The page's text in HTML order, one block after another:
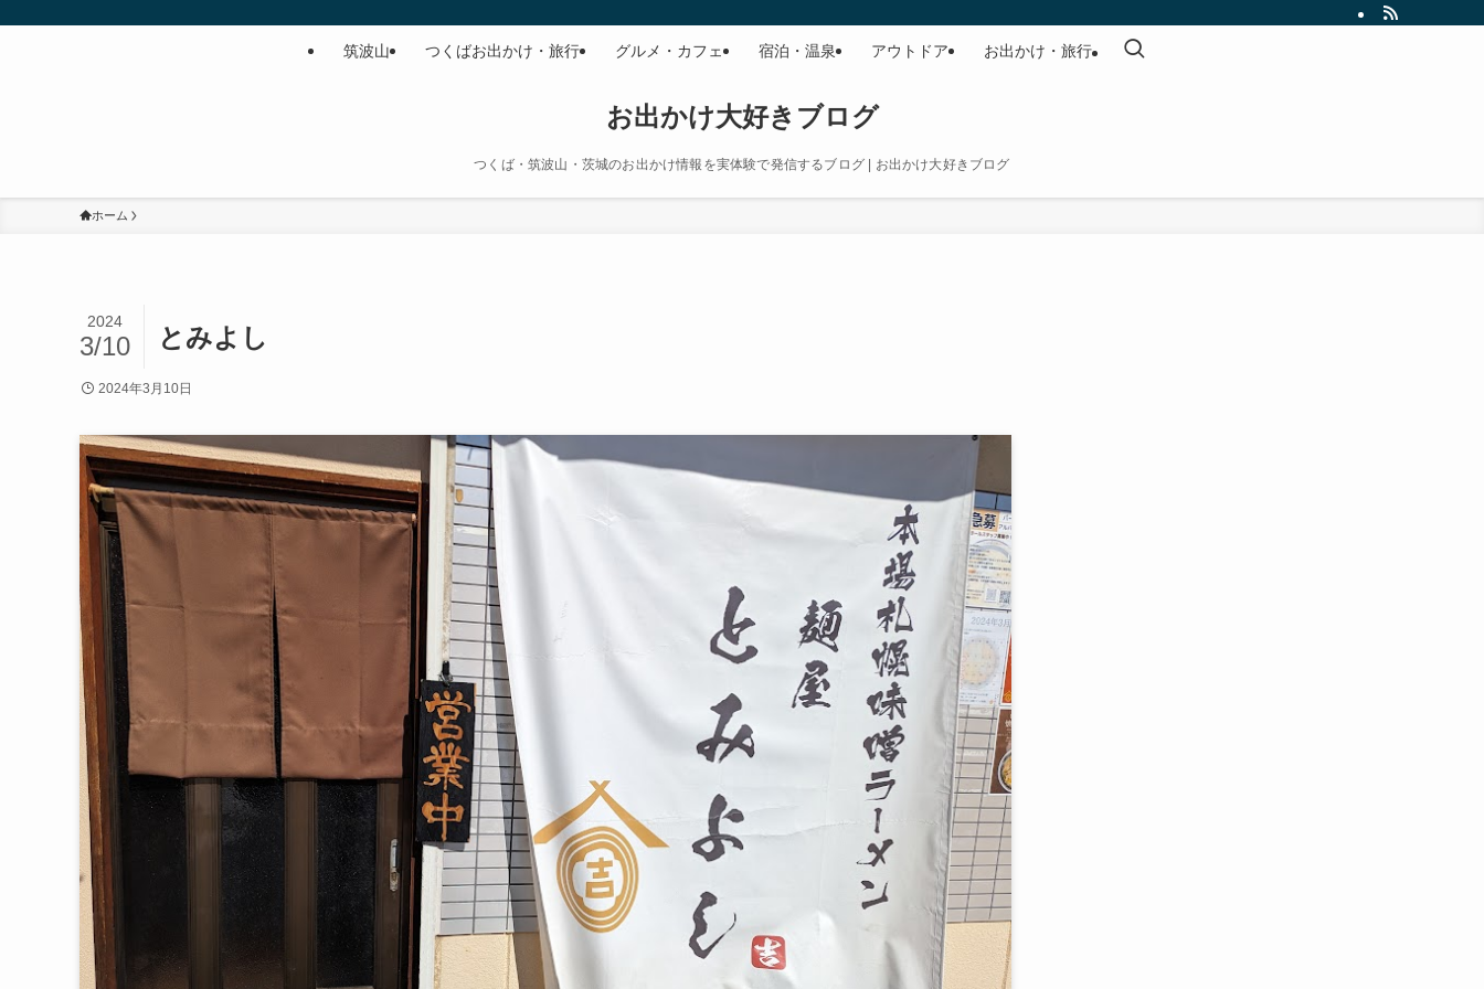
お出かけ大好きブログ
つくば・筑波山・茨城のお出かけ情報を実体験で発信するブログ | お出かけ大好きブログ
筑波山 つくばお出かけ・旅行 グルメ・カフェ 宿泊・温泉 アウトドア お出かけ・旅行
ホーム
とみよし
2024
3/10
2024年3月10日